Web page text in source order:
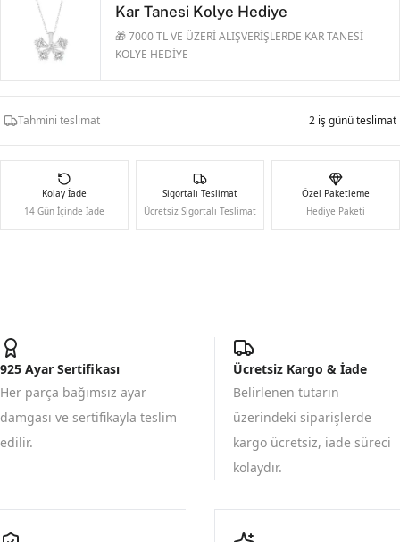
Kar Tanesi Kolye Hediye
🎁 7000 TL VE ÜZERİ ALIŞVERİŞLERDE KAR TANESİ
KOLYE HEDİYE
Tahmini teslimat 2 iş günü teslimat
Kolay İade
14 Gün İçinde İade
Sigortalı Teslimat
Ücretsiz Sigortalı Teslimat
Özel Paketleme
Hediye Paketi
925 Ayar Sertifikası
Her parça bağımsız ayar
damgası ve sertifikayla teslim
edilir.
Ücretsiz Kargo & İade
Belirlenen tutarın
üzerindeki siparişlerde
kargo ücretsiz, iade süreci
kolaydır.